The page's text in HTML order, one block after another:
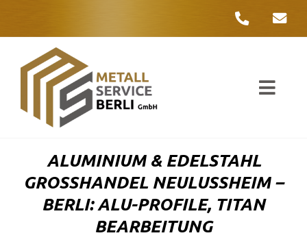
ALUMINIUM & EDELSTAHL
GROSSHANDEL NEULUSSHEIM – BE
RLI: ALU-PROFILE, TITAN BE
ARBEITUNG